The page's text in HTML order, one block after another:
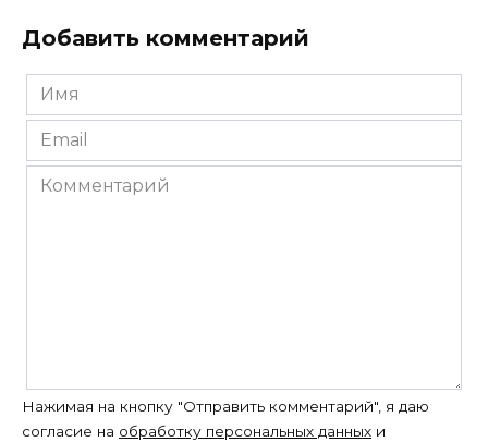
Добавить комментарий
Имя
*
Email
*
Комментарий
Нажимая на кнопку "Отправить комментарий", я даю
согласие на обработку персональных данных и